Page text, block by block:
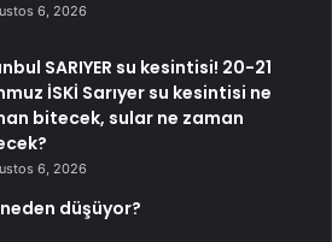
6, 2026
SARIYER su kesintisi! 20-21
İSKİ Sarıyer su kesintisi ne
bitecek, sular ne zaman
6, 2026
düşüyor?